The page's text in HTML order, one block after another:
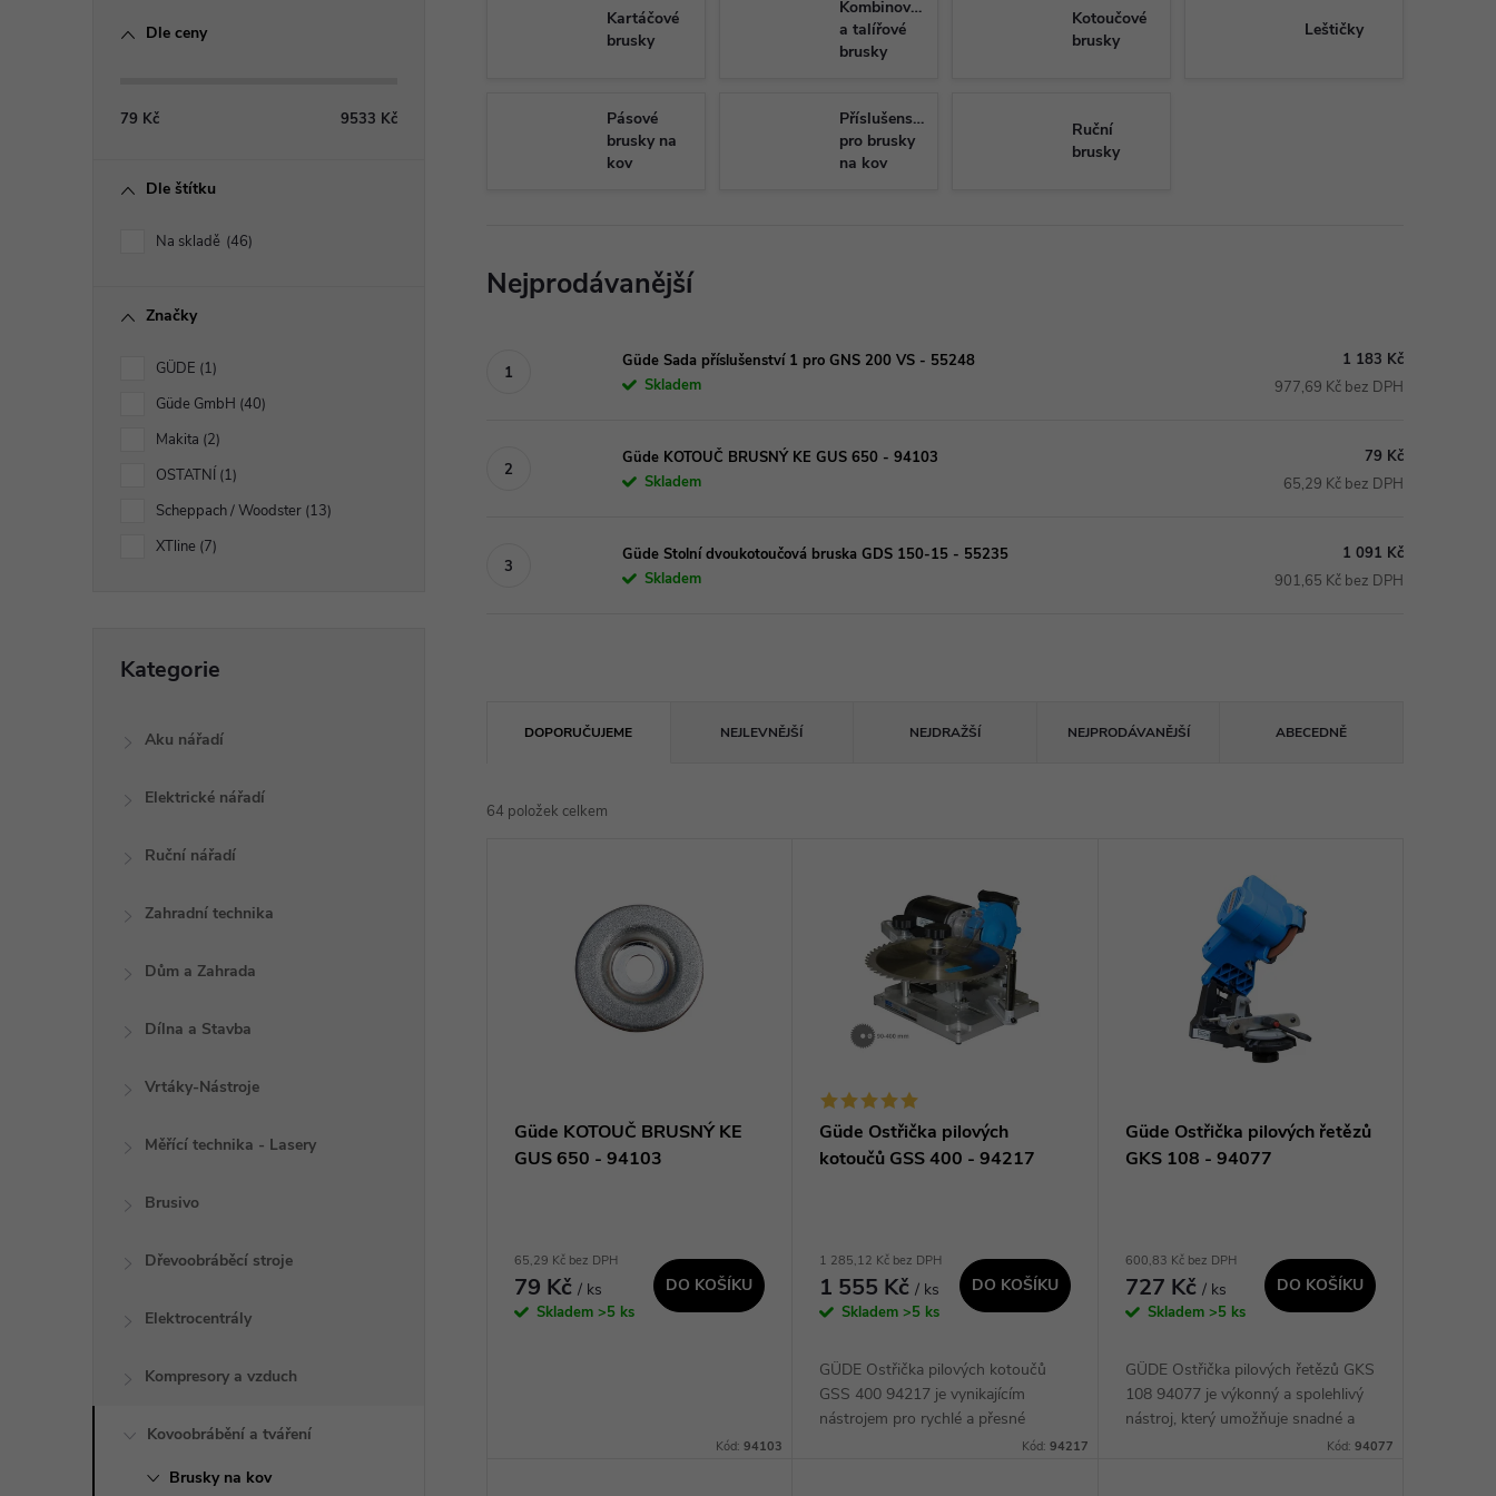
Dle ceny
79 Kč 9533 Kč
Dle štítku
Na skladě 46
Značky
GÜDE 1
Güde GmbH 40
Makita 2
OSTATNÍ 1
Scheppach / Woodster 13
XTline 7
kategorie
Kategorie
Aku nářadí
Elektrické nářadí
Ruční nářadí
Zahradní technika
Dům a Zahrada
Dílna a Stavba
Vrtáky-Nástroje
Měřící technika - Lasery
Brusivo
Dřevoobráběcí stroje
Elektrocentrály
Kompresory a vzduch
Kovoobrábění a tváření
Brusky na kov
Kartáčové
brusky
Kombinované
a talířové
brusky
Kotoučové
brusky
Leštičky
Pásové
brusky na
kov
Příslušenství
pro brusky
na kov
Ruční
brusky
Nejprodávanější
Güde Sada příslušenství 1 pro GNS 200 VS - 55248
Skladem
1 183 Kč
977,69 Kč bez DPH
Güde KOTOUČ BRUSNÝ KE GUS 650 - 94103
Skladem
79 Kč
65,29 Kč bez DPH
Güde Stolní dvoukotoučová bruska GDS 150-15 - 55235
Skladem
1 091 Kč
901,65 Kč bez DPH
DOPORUČUJEME NEJLEVNĚJŠÍ NEJDRAŽŠÍ NEJPRODÁVANĚJŠÍ ABECEDNĚ
64 položek celkem
Güde KOTOUČ BRUSNÝ KE
GUS 650 - 94103
65,29 Kč bez DPH
79 Kč / ks
Skladem >5 ks
DO KOŠÍKU
Kód:94103
Güde Ostřička pilových
kotoučů GSS 400 - 94217
1 285,12 Kč bez DPH
1 555 Kč/ ks
Skladem>5 ks
DO KOŠÍKU
GÜDE Ostřička pilových kotoučů
GSS 400 94217 je vynikajícím
nástrojem pro rychlé a přesné
ostření pilových kotoučů. DíkyKód: 94217
Güde Ostřička pilových řetězů
GKS 108 - 94077
600,83 Kč bez DPH
727 Kč / ks
Skladem >5 ks
DO KOŠÍKU
GÜDE Ostřička pilových řetězů GKS
108 94077 je výkonný a spolehlivý
nástroj, který umožňuje snadné a
efektivní ostření pilových řetězů.
Kód: 94077